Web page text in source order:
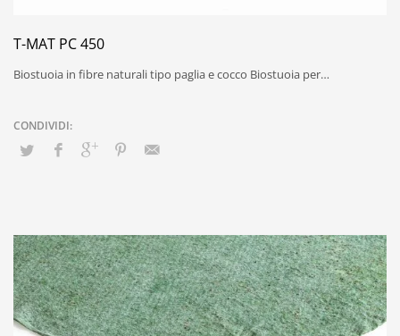
T-MAT PC 450
Biostuoia in fibre naturali tipo paglia e cocco Biostuoia per…